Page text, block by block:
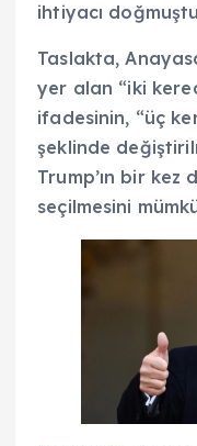
ihtiyacı
Taslakta,
yer alan “iki
ifadesinin, “üç
şeklinde
Trump’ın bir kez
seçilmesini